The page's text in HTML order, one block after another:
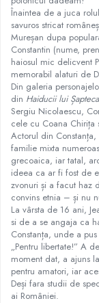
Stiinte/Educatie
Înaintea de a juca
savuros stricat
Mureșan dupa
Constantin (nume,
haiosul mic delicvent
memorabil alaturi de
Din galeria
din Haiducii lui
Sergiu Nicolaescu,
cele cu Coana Chirița
Actorul din
familie mixta
grecoaica, iar tatal,
ideea ca ar fi fost de
zvonuri și a facut haz
convins etnia – și nu
La vârsta de 16 ani,
si de a se angaja ca
Constanța, unde a
„Pentru libertate!” A
moment dat, a ajuns
pentru amatori, iar
Deși fara studii de
ai României.